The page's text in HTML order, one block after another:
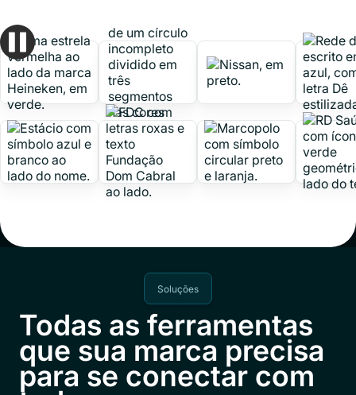
Soluções
Todas as ferramentas
que sua marca precisa
para se conectar com